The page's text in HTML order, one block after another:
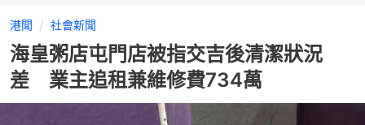
港聞 社會新聞
海皇粥店屯門店被指交吉後清潔狀況
差 業主追租兼維修費734萬